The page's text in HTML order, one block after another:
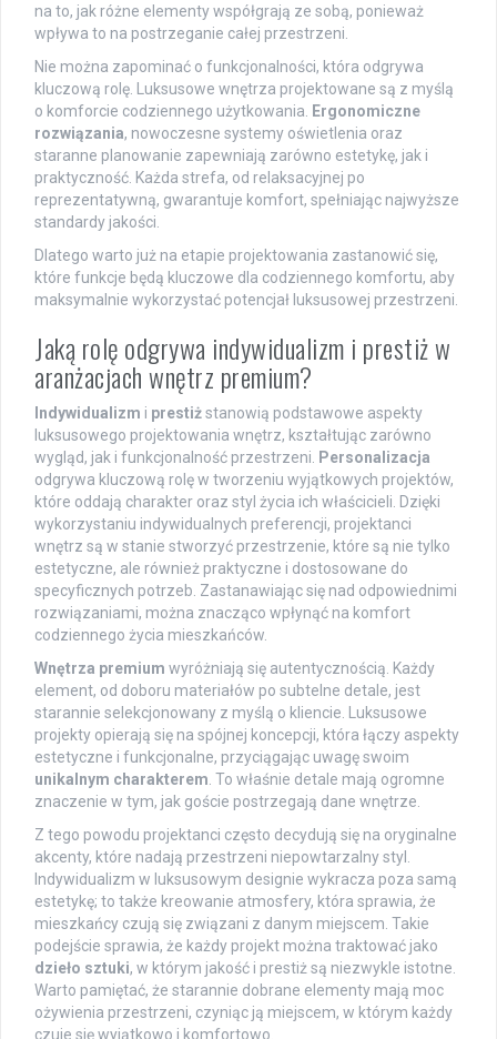
na to, jak różne elementy współgrają ze sobą, ponieważ
wpływa to na postrzeganie całej przestrzeni.
Nie można zapominać o funkcjonalności, która odgrywa
kluczową rolę. Luksusowe wnętrza projektowane są z myślą
o komforcie codziennego użytkowania. Ergonomiczne
rozwiązania, nowoczesne systemy oświetlenia oraz
staranne planowanie zapewniają zarówno estetykę, jak i
praktyczność. Każda strefa, od relaksacyjnej po
reprezentatywną, gwarantuje komfort, spełniając najwyższe
standardy jakości.
Dlatego warto już na etapie projektowania zastanowić się,
które funkcje będą kluczowe dla codziennego komfortu, aby
maksymalnie wykorzystać potencjał luksusowej przestrzeni.
Jaką rolę odgrywa indywidualizm i prestiż w
aranżacjach wnętrz premium?
Indywidualizm i prestiżstanowią podstawowe aspekty
luksusowego projektowania wnętrz, kształtując zarówno
wygląd, jak i funkcjonalność przestrzeni. Personalizacja
odgrywa kluczową rolę w tworzeniu wyjątkowych projektów,
które oddają charakter oraz styl życia ich właścicieli. Dzięki
wykorzystaniu indywidualnych preferencji, projektanci
wnętrz są w stanie stworzyć przestrzenie, które są nie tylko
estetyczne, ale również praktyczne i dostosowane do
specyficznych potrzeb. Zastanawiając się nad odpowiednimi
rozwiązaniami, można znacząco wpłynąć na komfort
codziennego życia mieszkańców.
Wnętrza premium wyróżniają się autentycznością. Każdy
element, od doboru materiałów po subtelne detale, jest
starannie selekcjonowany z myślą o kliencie. Luksusowe
projekty opierają się na spójnej koncepcji, która łączy aspekty
estetyczne i funkcjonalne, przyciągając uwagę swoim
unikalnym charakterem. To właśnie detale mają ogromne
znaczenie w tym, jak goście postrzegają dane wnętrze.
Z tego powodu projektanci często decydują się na oryginalne
akcenty, które nadają przestrzeni niepowtarzalny styl.
Indywidualizm w luksusowym designie wykracza poza samą
estetykę; to także kreowanie atmosfery, która sprawia, że
mieszkańcy czują się związani z danym miejscem. Takie
podejście sprawia, że każdy projekt można traktować jako
dzieło sztuki, w którym jakość i prestiż są niezwykle istotne.
Warto pamiętać, że starannie dobrane elementy mają moc
ożywienia przestrzeni, czyniąc ją miejscem, w którym każdy
czuje się wyjątkowo i komfortowo.